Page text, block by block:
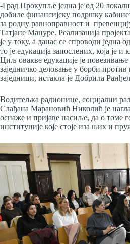
-Град Прокупље једна је од 20
добиле финансијску подршку
за родну равноправност и
Татјане Мацуре. Реализација
је у току, а данас се спроводи једна
то је едукација запослених, која је
Циљ овакве едукације је повезивање
заједничко деловање у борби против
заједници, истакла је Добрила
Водитељка радионице, социјални
Слађана Марановић Николић је
оснаже и пријаве насиље, да о томе
институције које стоје иза њих и